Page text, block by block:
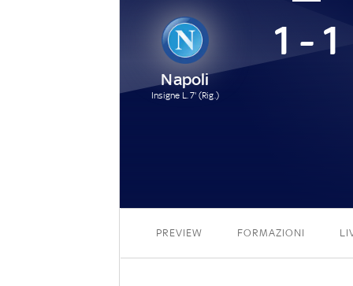
Napoli
Insigne L. 7' (Rig.)
1 - 1
PREVIEW FORMAZIONI